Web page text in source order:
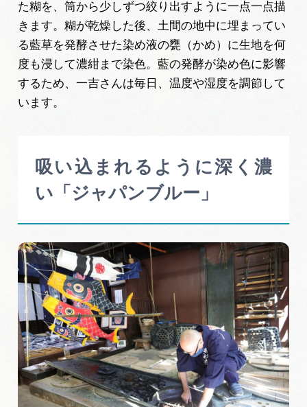
た糊を、筒から少しずつ絞り出すように一点一点描
きます。糊が乾燥した後、土間の地中に埋まってい
る藍草を発酵させた染め液の甕（かめ）に生地を何
度も浸して濃紺まで染色。藍の発酵が染め色に影響
するため、一吉さんは毎日、温度や湿度を調節して
います。
吸い込まれるように深く濃
い「ジャパンブルー」